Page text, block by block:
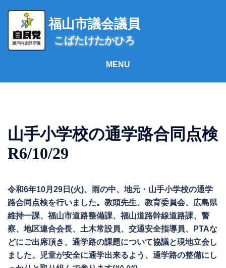
ス
福山市議会議員
こばたけたかひろ
山手小学校の通学路合同点検
R6/10/29
令和6年10月29日(火)、雨の中、地元・山手小学校の通学
路合同点検を行いました。教頭先生、教育委員会、広島県
維持一課、福山市道路整備課、福山道路幹線道路課、警
察、地区連合会長、土木常設員、交通安全指導員、PTAな
どにご出席頂き、通学路の課題について協議と現地立会し
ました。児童が安全に通学出来るよう、通学路の整備にし